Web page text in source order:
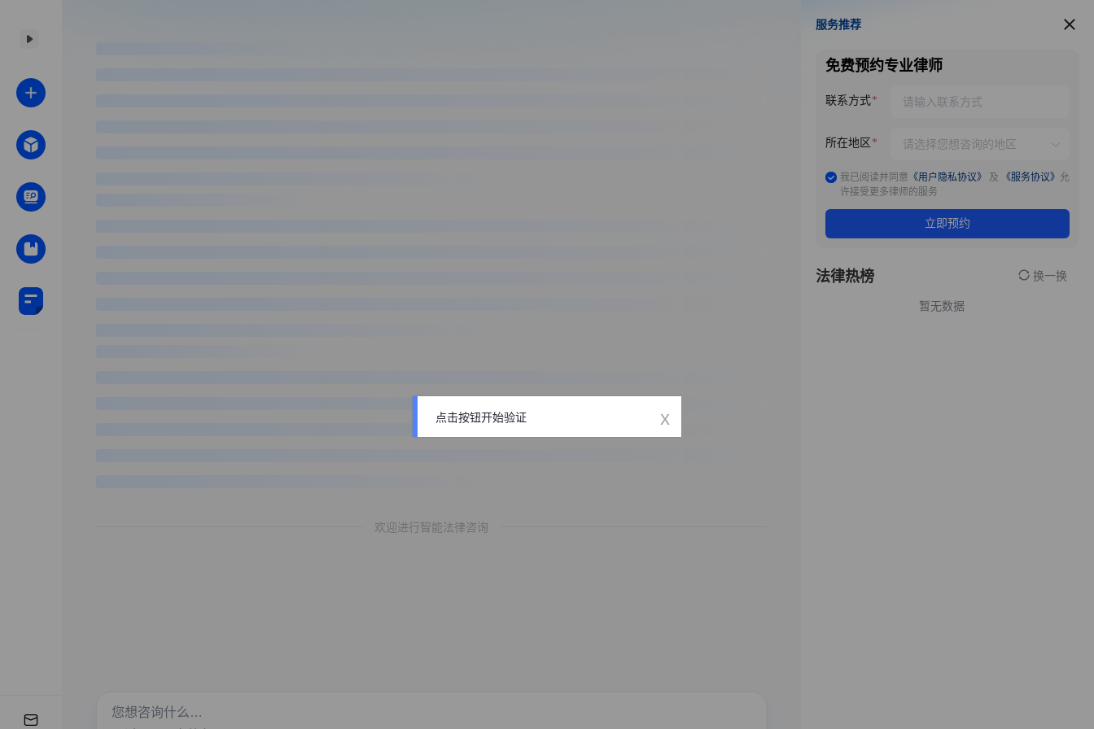
欢迎进行智能法律咨询
服务推荐
服务推荐
免费预约专业律师
联系方式
所在地区
我已阅读并同意 《用户隐私协议》 及 《服务协议》 允
许接受更多律师的服务
立即预约
法律热榜 换一换
暂无数据
点击按钮开始验证 x